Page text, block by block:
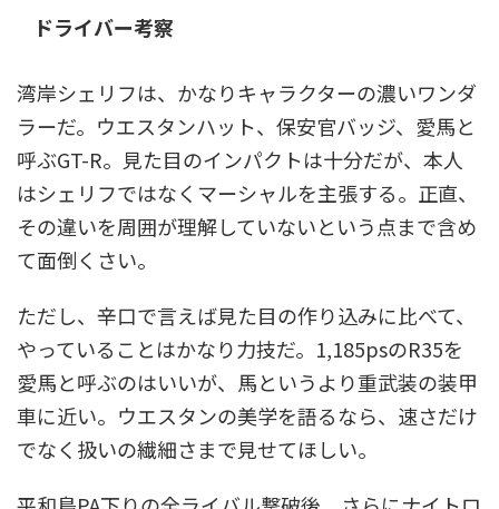
ドライバー考察
湾岸シェリフは、かなりキャラクターの濃いワンダ
ラーだ。ウエスタンハット、保安官バッジ、愛馬と
呼ぶGT-R。見た目のインパクトは十分だが、本人
はシェリフではなくマーシャルを主張する。正直、
その違いを周囲が理解していないという点まで含め
て面倒くさい。
ただし、辛口で言えば見た目の作り込みに比べて、
やっていることはかなり力技だ。1,185psのR35を
愛馬と呼ぶのはいいが、馬というより重武装の装甲
車に近い。ウエスタンの美学を語るなら、速さだけ
でなく扱いの繊細さまで見せてほしい。